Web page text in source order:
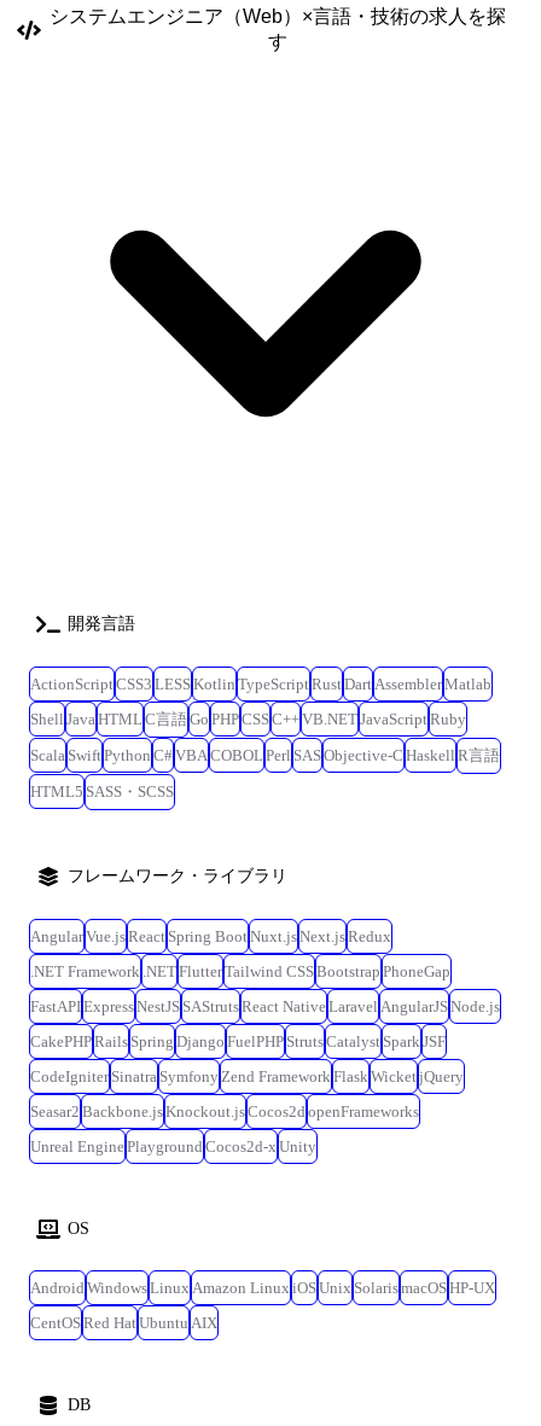
製造 物流管理システム、在庫管理システム ・金融 銀行オンラインシ
ステム、ATM、クレジット基幹システム ・官公庁/自治体 人事評価シ
システムエンジニア（Web） ×言語・技術の求人を探
す
開発言語
ActionScriptCSS3 LESSKotlin TypeScriptRustDart AssemblerMatlab
Shell Java HTML C言語Go PHPCSSC++VB.NETJavaScriptRuby
Scala SwiftPython C#VBA COBOL Perl SASObjective-C Haskell R言語
HTML5 SASS・SCSS
フレームワーク・ライブラリ
AngularVue.jsReact Spring BootNuxt.jsNext.jsRedux
.NET Framework .NETFlutterTailwind CSSBootstrap PhoneGap
FastAPIExpressNestJS SAStrutsReact NativeLaravel AngularJSNode.js
CakePHPRails Spring Django FuelPHP StrutsCatalyst Spark JSF
CodeIgniter Sinatra Symfony Zend Framework Flask WicketjQuery
Seasar2 Backbone.jsKnockout.jsCocos2d openFrameworks
Unreal EnginePlayground Cocos2d-x Unity
OS
Android WindowsLinux Amazon Linux iOSUnix SolarismacOSHP-UX
CentOSRed HatUbuntu AIX
DB